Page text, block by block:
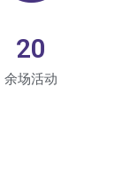
余场活动
20